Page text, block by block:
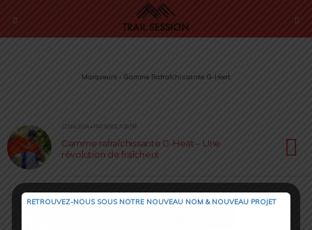
Marqueurs › Gamme Rafraîchissante G-Heat
22 MAI 2024 • PAR SERGE FORTINI
Gamme rafraîchissante G-Heat – Une
révolution de fraîcheur
RETROUVEZ-NOUS SOUS NOTRE NOUVEAU NOM & NOUVEAU PROJET